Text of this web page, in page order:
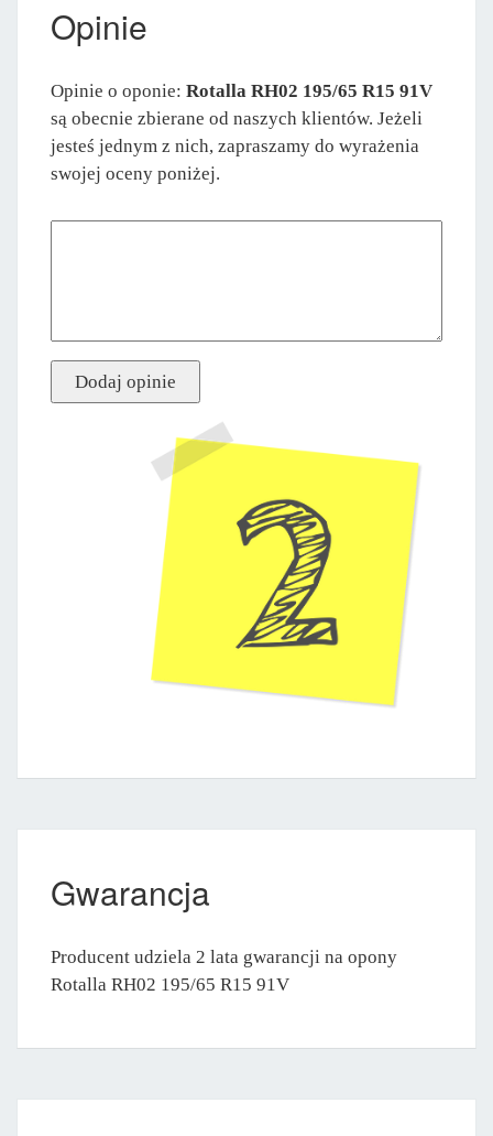
Opinie
Opinie o oponie: Rotalla RH02 195/65 R15 91V
są obecnie zbierane od naszych klientów. Jeżeli
jesteś jednym z nich, zapraszamy do wyrażenia
swojej oceny poniżej.
Gwarancja
Producent udziela 2 lata gwarancji na opony
Rotalla RH02 195/65 R15 91V